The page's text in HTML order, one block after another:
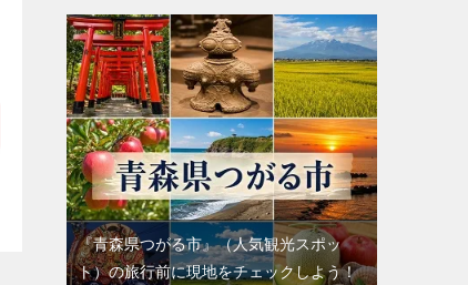
『青森県つがる市』（人気観光スポッ
ト）の旅行前に現地をチェックしよう！